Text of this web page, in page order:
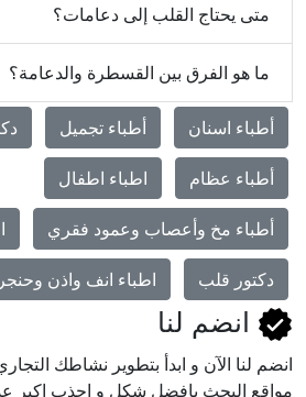
متى يحتاج القلب إلى دعامات؟
ما هو الفرق بين القسطرة والدعامة؟
أطباء اسنان أطباء تجميل
أطباء عظام اطباء اطفال
أطباء مخ وأعصاب وعمود فقري
دكتور قلب اطباء انف واذن
انضم لنا
انضم لنا اﻵن و ابدأ بتطوير نشاطك
مواقع البحث بافضل شكل و اجذب اكبر